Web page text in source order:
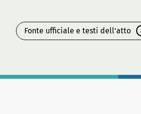
Fonte ufficiale e testi dell'atto